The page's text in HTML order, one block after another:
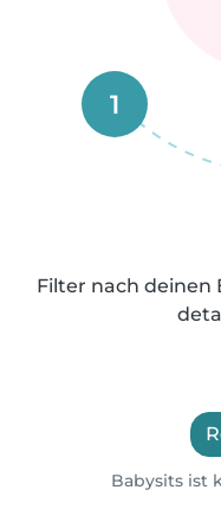
1
Filter nach deinen
Babysits ist